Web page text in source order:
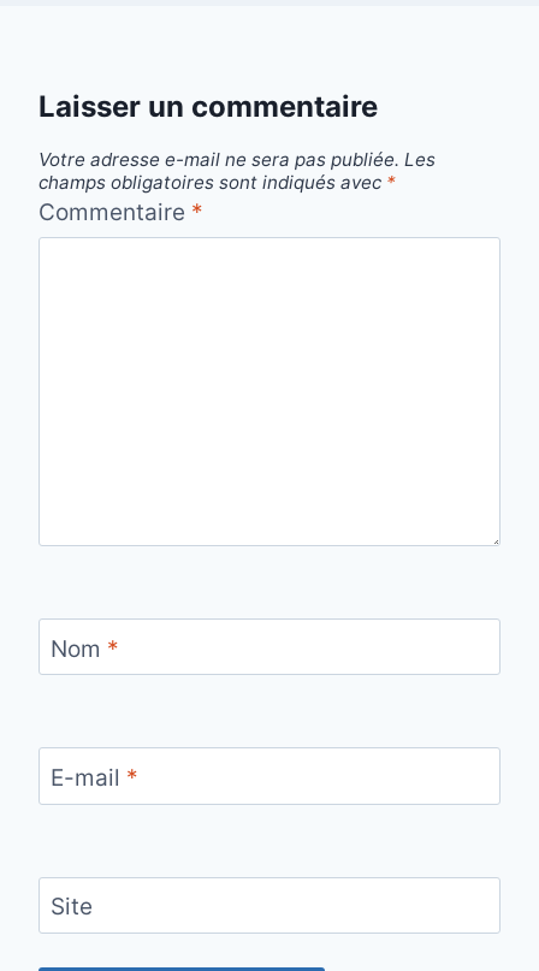
Laisser un commentaire
Votre adresse e-mail ne sera pas publiée. Les
champs obligatoires sont indiqués avec *
Commentaire *
Nom *
E-mail *
Site